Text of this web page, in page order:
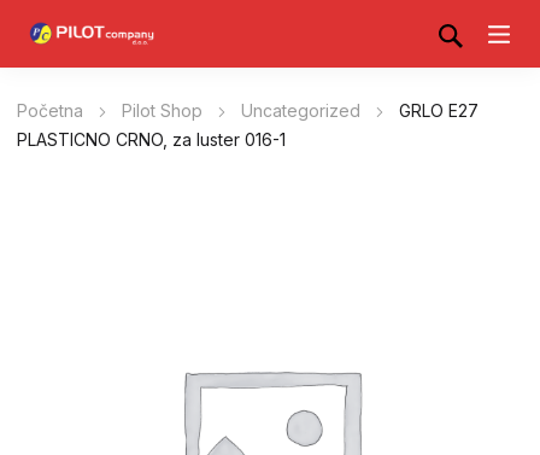
Početna Pilot Shop Uncategorized
GRLO E27
PLASTICNO CRNO, za luster 016-1